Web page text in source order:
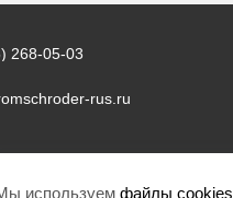
268-05-03
rus.ru
используемфайлы cookies